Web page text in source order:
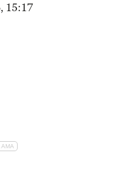
15:17